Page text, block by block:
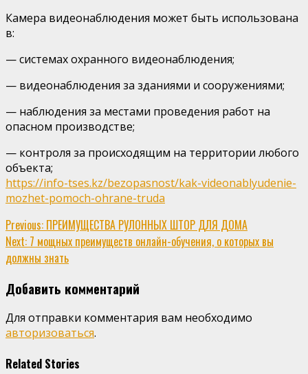
Камера видеонаблюдения может быть использована
в:
— системах охранного видеонаблюдения;
— видеонаблюдения за зданиями и сооружениями;
— наблюдения за местами проведения работ на
опасном производстве;
— контроля за происходящим на территории любого
объекта;
https://info-tses.kz/bezopasnost/kak-videonablyudenie-
mozhet-pomoch-ohrane-truda
Continue
Reading
Previous: ПРЕИМУЩЕСТВА РУЛОННЫХ ШТОР ДЛЯ ДОМА
Next: 7 мощных преимуществ онлайн-обучения, о которых вы
должны знать
Добавить комментарий
Для отправки комментария вам необходимо
авторизоваться.
Related Stories